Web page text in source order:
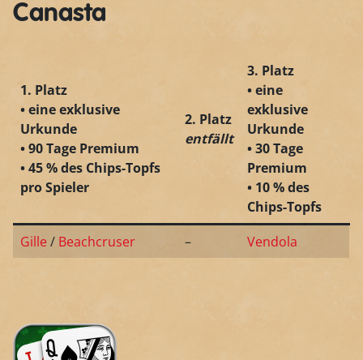
Canasta
1. Platz
• eine exklusive
Urkunde
• 90 Tage Premium
• 45 % des Chips-Topfs
pro Spieler
2. Platz
entfällt
3. Platz
• eine
exklusive
Urkunde
• 30 Tage
Premium
• 10 % des
Chips-Topfs
Gille/ Beachcruser – Vendola